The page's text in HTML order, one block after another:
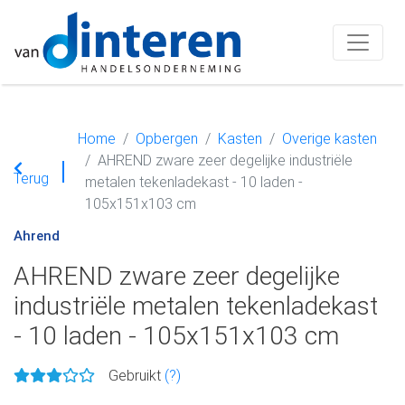
Terug
Home Opbergen Kasten
Overige kasten
AHREND zware zeer degelijke industriële
metalen tekenladekast - 10 laden -
105x151x103 cm
Ahrend
AHREND zware zeer degelijke
industriële metalen tekenladekast
- 10 laden - 105x151x103 cm
Gebruikt (?)